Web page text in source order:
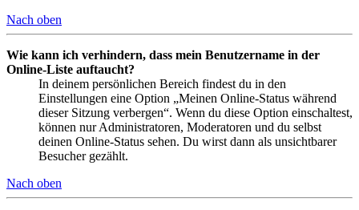
Nach oben
Wie kann ich verhindern, dass mein Benutzername in der
Online-Liste auftaucht?
In deinem persönlichen Bereich findest du in den
Einstellungen eine Option „Meinen Online-Status während
dieser Sitzung verbergen“. Wenn du diese Option einschaltest,
können nur Administratoren, Moderatoren und du selbst
deinen Online-Status sehen. Du wirst dann als unsichtbarer
Besucher gezählt.
Nach oben